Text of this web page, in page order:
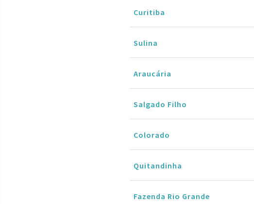
Curitiba
Sulina
Araucária
Salgado Filho
Colorado
Quitandinha
Fazenda Rio Grande